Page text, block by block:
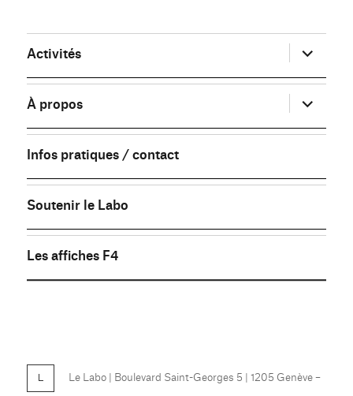
Activités ouvrir
le
sous-
menu
À propos
ouvrir
le
sous-
menu
Infos pratiques / contact
Soutenir le Labo
Les affiches F4
Le Labo | Boulevard Saint-Georges 5 | 1205 Genève –